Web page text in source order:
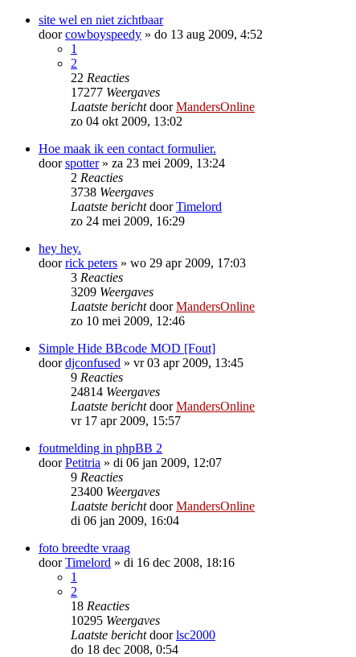
site wel en niet zichtbaar
doorcowboyspeedy » do 13 aug 2009, 4:52
1
2
22 Reacties
17277 Weergaves
Laatste berichtdoorMandersOnline
zo 04 okt 2009, 13:02
Hoe maak ik een contact formulier.
doorspotter» za 23 mei 2009, 13:24
2 Reacties
3738 Weergaves
Laatste berichtdoorTimelord
zo 24 mei 2009, 16:29
hey hey.
doorrick peters » wo 29 apr 2009, 17:03
3 Reacties
3209 Weergaves
Laatste berichtdoorMandersOnline
zo 10 mei 2009, 12:46
Simple Hide BBcode MOD [Fout]
doordjconfused » vr 03 apr 2009, 13:45
9 Reacties
24814 Weergaves
Laatste berichtdoorMandersOnline
vr 17 apr 2009, 15:57
foutmelding in phpBB 2
doorPetitria » di 06 jan 2009, 12:07
9 Reacties
23400 Weergaves
Laatste berichtdoorMandersOnline
di 06 jan 2009, 16:04
foto breedte vraag
doorTimelord » di 16 dec 2008, 18:16
1
2
18 Reacties
10295 Weergaves
Laatste berichtdoorlsc2000
do 18 dec 2008, 0:54